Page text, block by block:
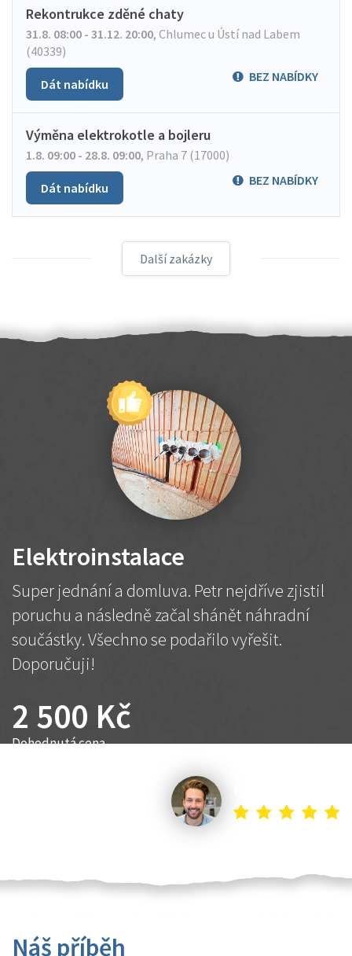
Rekontrukce zděné chaty
31.8. 08:00 - 31.12. 20:00, Chlumec u Ústí nad Labem
(40339)
BEZ NABÍDKY
Dát nabídku
Výměna elektrokotle a bojleru
1.8. 09:00 - 28.8. 09:00, Praha 7 (17000)
BEZ NABÍDKY
Dát nabídku
Další zakázky
Elektroinstalace
Super jednání a domluva. Petr nejdříve zjistil
poruchu a následně začal shánět náhradní
součástky. Všechno se podařilo vyřešit.
Doporučuji!
2 500 Kč
Dohodnutá cena
Náš příběh